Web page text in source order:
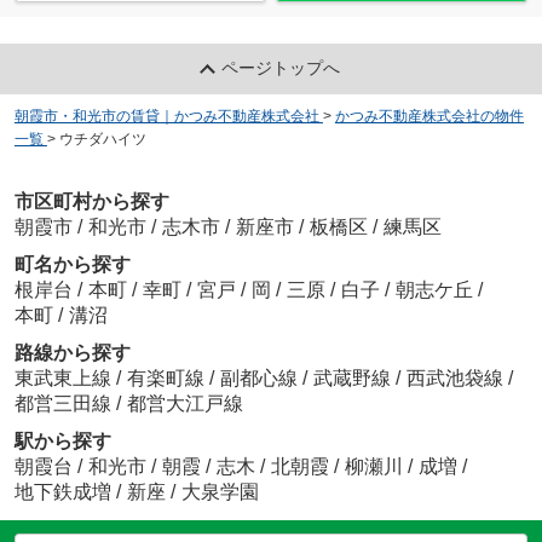
ページトップへ
朝霞市・和光市の賃貸｜かつみ不動産株式会社 > かつみ不動産株式会社の物件
一覧 > ウチダハイツ
市区町村から探す
朝霞市 / 和光市 / 志木市 / 新座市 / 板橋区 / 練馬区
町名から探す
根岸台 / 本町 / 幸町 / 宮戸 / 岡 / 三原 / 白子 / 朝志ケ丘 /
本町 / 溝沼
路線から探す
東武東上線 / 有楽町線 / 副都心線 / 武蔵野線 / 西武池袋線 /
都営三田線 / 都営大江戸線
駅から探す
朝霞台 / 和光市 / 朝霞 / 志木 / 北朝霞 / 柳瀬川 / 成増 /
地下鉄成増 / 新座 / 大泉学園